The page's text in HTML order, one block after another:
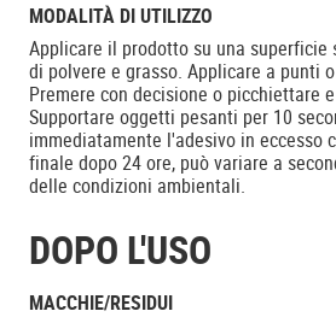
MODALITÀ DI UTILIZZO
Applicare il prodotto su una superficie
di polvere e grasso. Applicare a punti
Premere con decisione o picchiettare
Supportare oggetti pesanti per 10
immediatamente l'adesivo in eccesso
finale dopo 24 ore, può variare a
delle condizioni ambientali.
DOPO L'USO
MACCHIE/RESIDUI